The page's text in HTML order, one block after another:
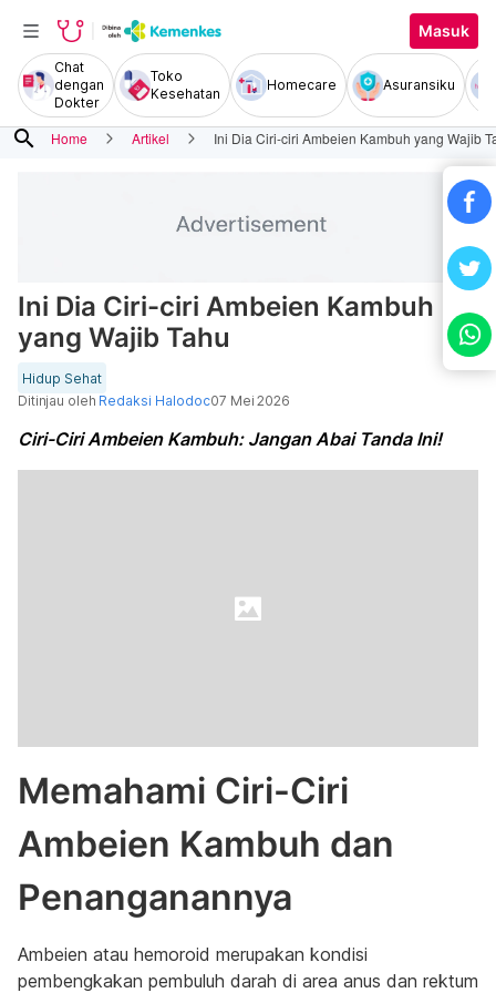
Masuk
Chat
dengan
Dokter
Toko
Kesehatan
Homecare Asuransiku
search Home Artikel Ini Dia Ciri-ciri Ambeien Kambuh yang Wajib
Ini Dia Ciri-ciri Ambeien Kambuh
yang Wajib Tahu
Hidup Sehat
Ditinjau oleh Redaksi Halodoc07 Mei 2026
Ciri-Ciri Ambeien Kambuh: Jangan Abai Tanda Ini!
Memahami Ciri-Ciri
Ambeien Kambuh dan
Penanganannya
Ambeien atau hemoroid merupakan kondisi
pembengkakan pembuluh darah di area anus dan rektum